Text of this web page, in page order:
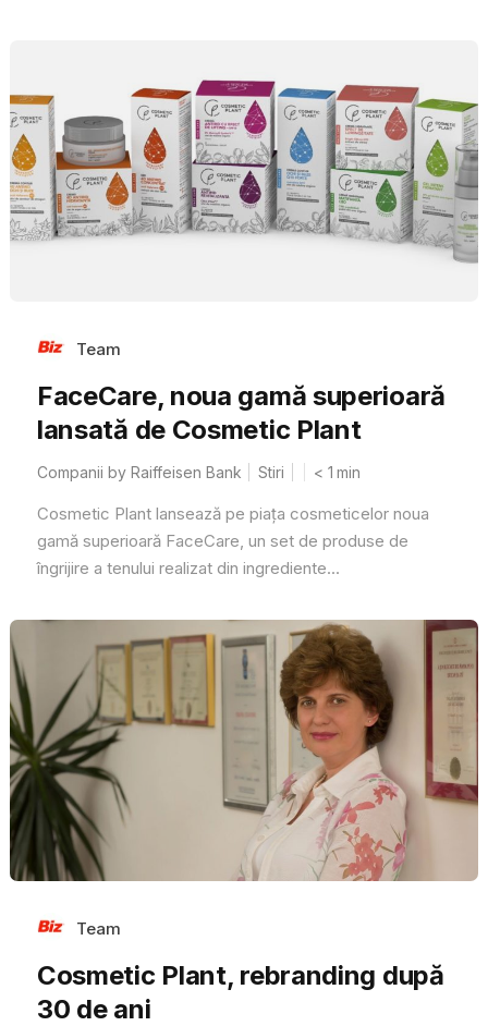
Team
FaceCare, noua gamă superioară
lansată de Cosmetic Plant
Companii by Raiffeisen Bank Stiri < 1 min
Cosmetic Plant lansează pe piața cosmeticelor noua
gamă superioară FaceCare, un set de produse de
îngrijire a tenului realizat din ingrediente...
Team
Cosmetic Plant, rebranding după
30 de ani